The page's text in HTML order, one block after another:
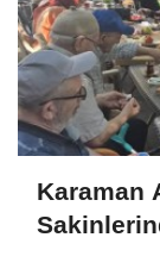
Karaman